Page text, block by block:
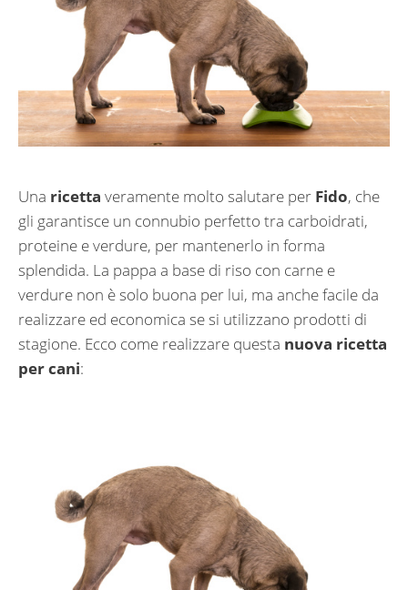
Una ricetta veramente molto salutare per Fido, che
gli garantisce un connubio perfetto tra carboidrati,
proteine e verdure, per mantenerlo in forma
splendida. La pappa a base di riso con carne e
verdure non è solo buona per lui, ma anche facile da
realizzare ed economica se si utilizzano prodotti di
stagione. Ecco come realizzare questa nuova ricetta
per cani: